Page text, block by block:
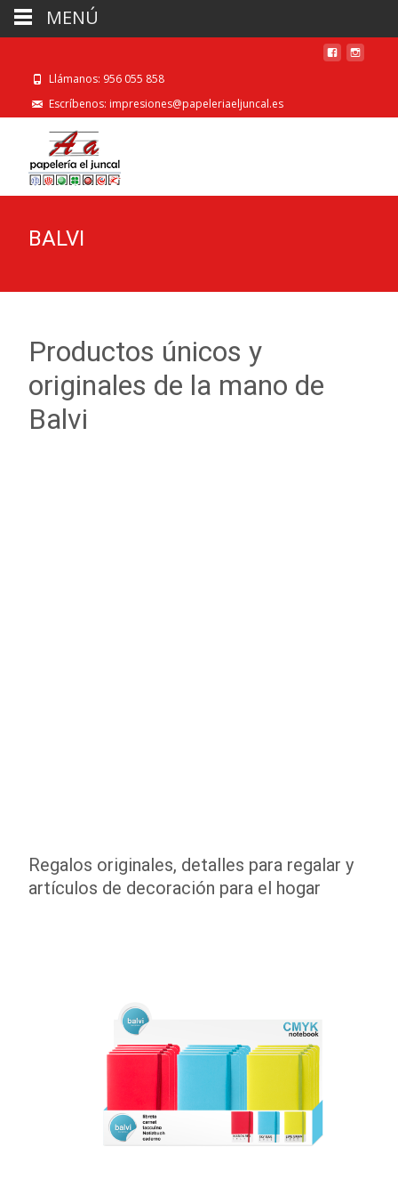
Llámanos: 956 055 858
Escríbenos: impresiones@papeleriaeljuncal.es
BALVI
Productos únicos y
originales de la mano de
Balvi
Regalos originales, detalles para regalar y
artículos de decoración para el hogar
MENÚ